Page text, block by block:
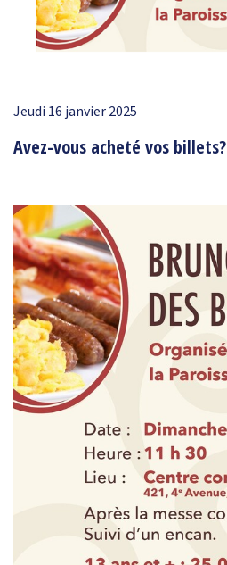
Jeudi 16 janvier 2025
Avez-vous acheté vos billets?